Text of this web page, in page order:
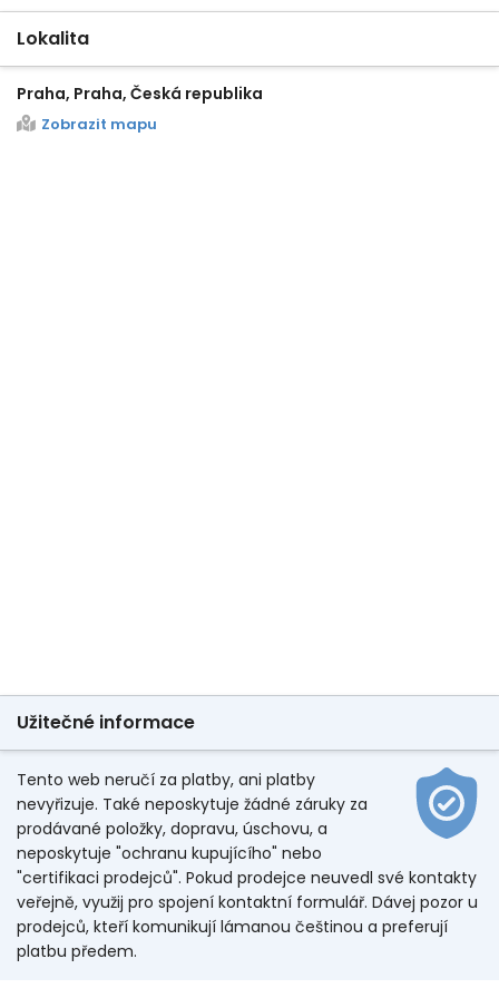
Lokalita
Praha, Praha, Česká republika
Zobrazit mapu
Užitečné informace
Tento web neručí za platby, ani platby
nevyřizuje. Také neposkytuje žádné záruky za
prodávané položky, dopravu, úschovu, a
neposkytuje "ochranu kupujícího" nebo
"certifikaci prodejců". Pokud prodejce neuvedl své kontakty
veřejně, využij pro spojení kontaktní formulář. Dávej pozor u
prodejců, kteří komunikují lámanou češtinou a preferují
platbu předem.